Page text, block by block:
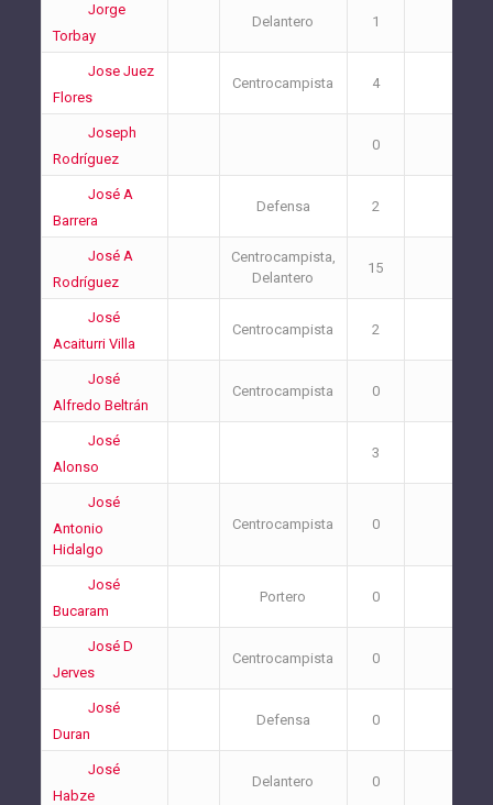
Jorge
Torbay
Delantero 1
Jose Juez
Flores
Centrocampista 4
Joseph
Rodríguez
0
José A
Barrera
Defensa 2
José A
Rodríguez
Centrocampista,
Delantero
15
José
Acaiturri Villa
Centrocampista 2
José
Alfredo Beltrán
Centrocampista 0
José
Alonso
3
José
Antonio
Hidalgo
Centrocampista 0
José
Bucaram
Portero 0
José D
Jerves
Centrocampista 0
José
Duran
Defensa 0
José
Habze
Delantero 0